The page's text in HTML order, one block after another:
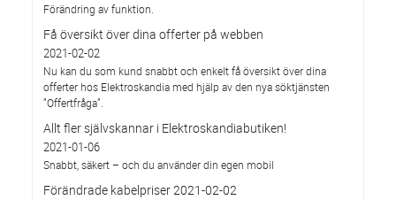
Förändring av funktion.
Få översikt över dina offerter på webben
2021-02-02
Nu kan du som kund snabbt och enkelt få översikt över dina
offerter hos Elektroskandia med hjälp av den nya söktjänsten
”Offertfråga”.
Allt fler självskannar i Elektroskandiabutiken!
2021-01-06
Snabbt, säkert – och du använder din egen mobil
Förändrade kabelpriser 2021-02-02